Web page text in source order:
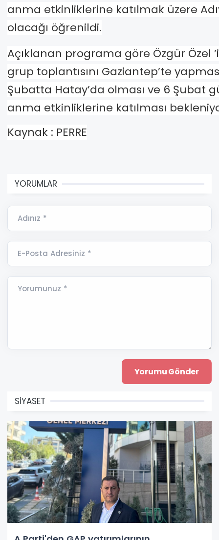
anma etkinliklerine katılmak üzere
olacağı öğrenildi.
Açıklanan programa göre Özgür Özel
grup toplantısını Gaziantep’te
Şubatta Hatay’da olması ve 6 Şubat
anma etkinliklerine katılması
Kaynak : PERRE
YORUMLAR
Adınız *
E-Posta Adresiniz *
Yorumunuz *
SİYASET